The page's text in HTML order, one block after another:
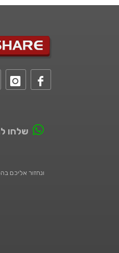
שלחו
ונחזור אליכם